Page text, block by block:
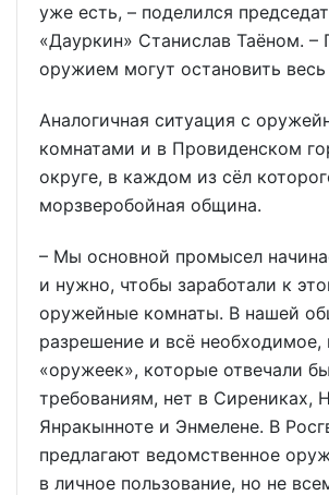
уже есть, – поделился
«Дауркин» Станислав Таёном.
оружием могут остановить
Аналогичная ситуация с
комнатами и в Провиденском
округе, в каждом из сёл
морзверобойная община.
– Мы основной промысел
и нужно, чтобы заработали к
оружейные комнаты. В нашей
разрешение и всё необходимое,
«оружеек», которые отвечали
требованиям, нет в Сирениках,
Янракынноте и Энмелене. В
предлагают ведомственное
в личное пользование, но не